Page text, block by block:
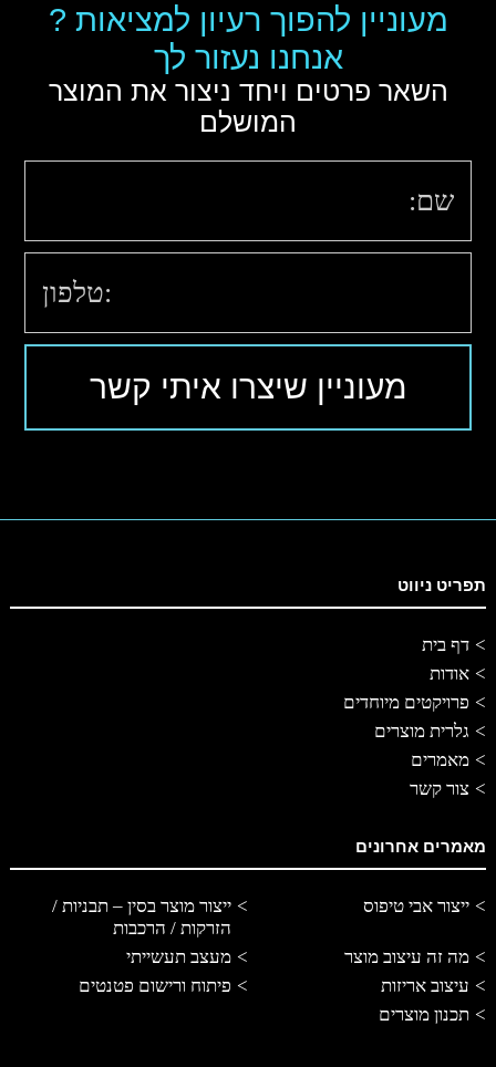
מעוניין להפוך רעיון למציאות ?
אנחנו נעזור לך
השאר פרטים ויחד ניצור את המוצר
המושלם
תפריט ניווט
דף בית
אודות
פרויקטים מיוחדים
גלרית מוצרים
מאמרים
צור קשר
מאמרים אחרונים
ייצור אבי טיפוס
ייצור מוצר בסין – תבניות /
הזרקות / הרכבות
מה זה עיצוב מוצר
מעצב תעשייתי
עיצוב אריזות
פיתוח ורישום פטנטים
תכנון מוצרים